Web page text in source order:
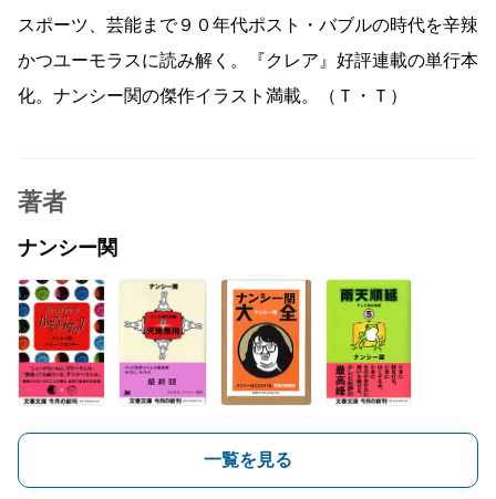
スポーツ、芸能まで９０年代ポスト・バブルの時代を辛辣
かつユーモラスに読み解く。『クレア』好評連載の単行本
化。ナンシー関の傑作イラスト満載。（Ｔ・Ｔ）
著者
ナンシー関
一覧を見る